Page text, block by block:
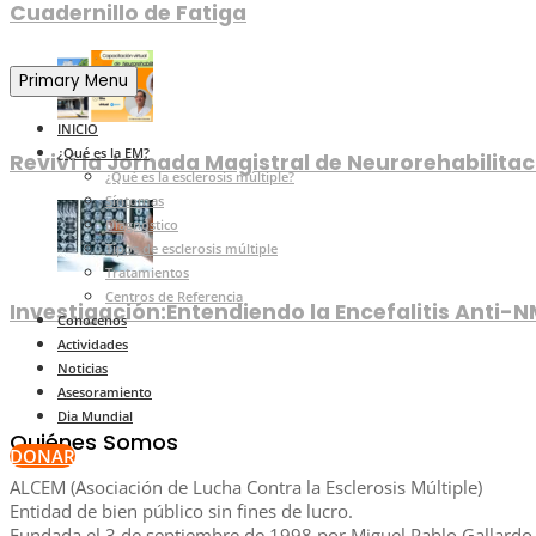
Primary Menu
INICIO
¿Qué es la EM?
¿Qué es la esclerosis múltiple?
Síntomas
Diagnóstico
Tipos de esclerosis múltiple
Tratamientos
Centros de Referencia
Conocenos
Actividades
Noticias
Asesoramiento
Dia Mundial
DONAR
Cuadernillo de Fatiga
Reviví la Jornada Magistral de
Investigación:Entendiendo la Encefalitis Anti-
Quiénes Somos
ALCEM (Asociación de Lucha Contra la Esclerosis Múltiple)
Entidad de bien público sin fines de lucro.